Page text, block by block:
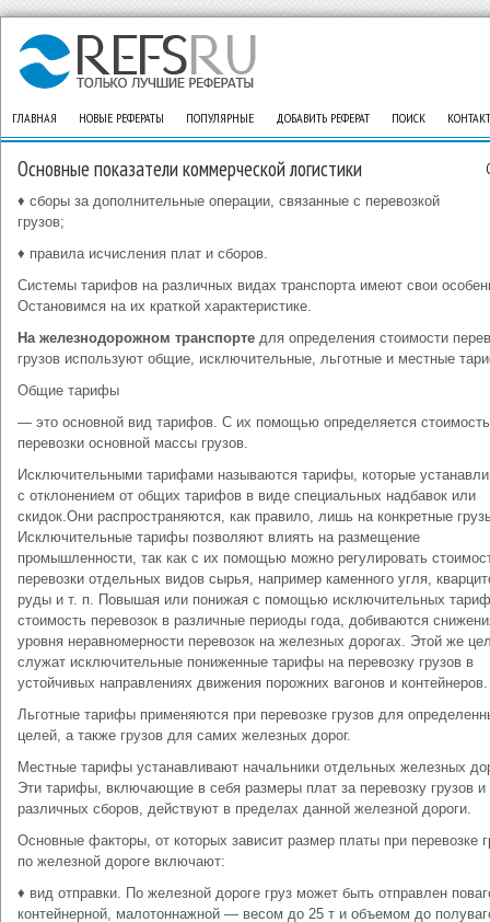
ГЛАВНАЯ НОВЫЕ РЕФЕРАТЫ ПОПУЛЯРНЫЕ ДОБАВИТЬ РЕФЕРАТ ПОИСК
Основные показатели коммерческой логистики
♦ сборы за дополнительные операции, связанные с перевозкой
грузов;
♦ правила исчисления плат и сборов.
Системы тарифов на различных видах транспорта имеют свои
Остановимся на их краткой характеристике.
На железнодорожном транспорте для определения стоимости
грузов используют общие, исключительные, льготные и местные
Общие тарифы
— это основной вид тарифов. С их помощью определяется стоимость
перевозки основной массы грузов.
Исключительными тарифами называются тарифы, которые
с отклонением от общих тарифов в виде специальных надбавок или
скидок.Они распространяются, как правило, лишь на конкретные
Исключительные тарифы позволяют влиять на размещение
промышленности, так как с их помощью можно регулировать
перевозки отдельных видов сырья, например каменного угля,
руды и т. п. Повышая или понижая с помощью исключительных
стоимость перевозок в различные периоды года, добиваются
уровня неравномерности перевозок на железных дорогах. Этой же
служат исключительные пониженные тарифы на перевозку грузов в
устойчивых направлениях движения порожних вагонов и контейнеров.
Льготные тарифы применяются при перевозке грузов для
целей, а также грузов для самих железных дорог.
Местные тарифы устанавливают начальники отдельных железных
Эти тарифы, включающие в себя размеры плат за перевозку грузов и
различных сборов, действуют в пределах данной железной дороги.
Основные факторы, от которых зависит размер платы при перевозке
по железной дороге включают:
♦ вид отправки. По железной дороге груз может быть отправлен
контейнерной, малотоннажной — весом до 25 т и объемом до